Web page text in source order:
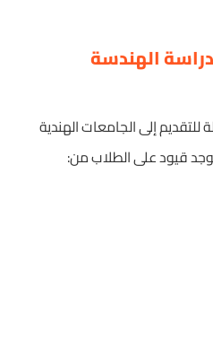
الهندسة
إلى الجامعات الهندية
قيود على الطلاب من: